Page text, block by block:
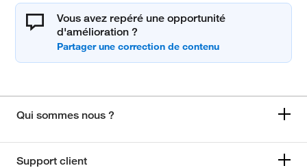
Vous avez repéré une opportunité
d'amélioration ?
Qui sommes nous ?
Support client